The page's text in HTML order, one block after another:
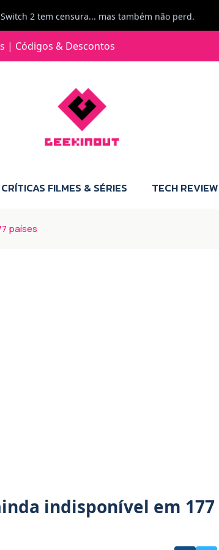
comprar para a Switch 2 :P
Jorge Loureiro | Fearme diz: Boas, obrigado pelo teu comentário. Talvez seja verdade que a Microsoft está a tentar redefinir o futuro dos jogos, mas para uma marca que já trocou de estratégia tantas vezes, é difícil acreditar em mais uma virada de direção. Basta lembrar do Kinect, da aposta no cloud gaming, ou mesmo do discurso de que os exclusivos eram "essenciais": todas essas promessas acabaram por perder força com o tempo. Além disso, há um ponto chave que estás a ignorar: as consolas Xbox. Está à vista que foram praticamente abandonadas. Quem comprou uma Xbox Series X a pensar que ia ser a máquina indispensável para jogar exclusivos, ficou a arder, porque hoje esses jogos chegam também ao PC e, cada vez mais, até à concorrência. Isso mina a identidade da marca e enfraquece a confiança dos jogadores. A PlayStation até pode estar a lançar alguns jogos na Xbox como o Helldivers 2, mas não é o catálogo inteiro. Desta forma, as consolas PS5 continuam a ter valor.
| Códigos & Descontos
CRÍTICAS FILMES & SÉRIES TECH
países
indisponível em 177